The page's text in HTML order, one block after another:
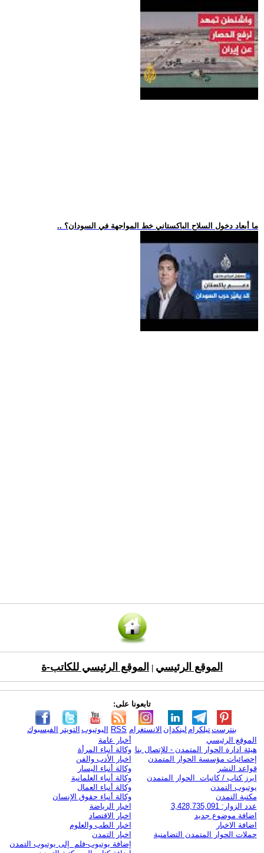
.. ما أبعاد دخول السلاح الباكستاني خط المواجهة في السودان؟
الموقع الرئيسي الموقع الرئيسي للكاتب-ة
تابعونا على:
الفيسبوك التويتر اليوتيوب RSS الانستغرام لينكدإن تيلكرامبنترست
الموقع الرئيسي
هيئة ادارة الحوار المتمدن - للإتصال بنا
إحصائيات مؤسسة الحوار المتمدن
قواعد النشر
ابرز كتاب / كاتبات الحوار المتمدن
يوتيوب التمدن
مكتبة التمدن
عدد الزوار: 3,428,735,091
اضافة موضوع جديد
اضافة الاخبار
حملات الحوار المتمدن التضامنية
أخبار عامة
وكالة أنباء المرأة
اخبار الأدب والفن
وكالة أنباء اليسار
وكالة أنباء العلمانية
وكالة أنباء العمال
وكالة أنباء حقوق الإنسان
اخبار الرياضة
اخبار الاقتصاد
اخبار الطب والعلوم
اخبار التمدن
إضافة يوتيوب-فلم إلى يوتيوب التمدن